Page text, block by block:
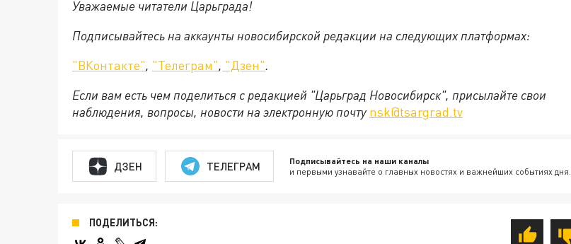
Уважаемые читатели Царьграда!
Подписывайтесь на аккаунты новосибирской редакции на следующих платформах:
"ВКонтакте", "Телеграм", "Дзен".
Если вам есть чем поделиться с редакцией "Царьград Новосибирск", присылайте свои
наблюдения, вопросы, новости на электронную почту nsk@tsargrad.tv
ДЗЕН ТЕЛЕГРАМ Подписывайтесь на наши каналы
и первыми узнавайте о главных новостях и важнейших событиях дня.
ПОДЕЛИТЬСЯ: